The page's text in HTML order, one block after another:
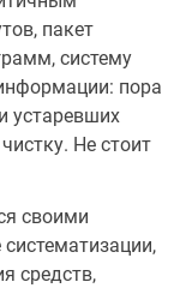
пакет
систему
пора
устаревших
Не стоит
своими
средств,